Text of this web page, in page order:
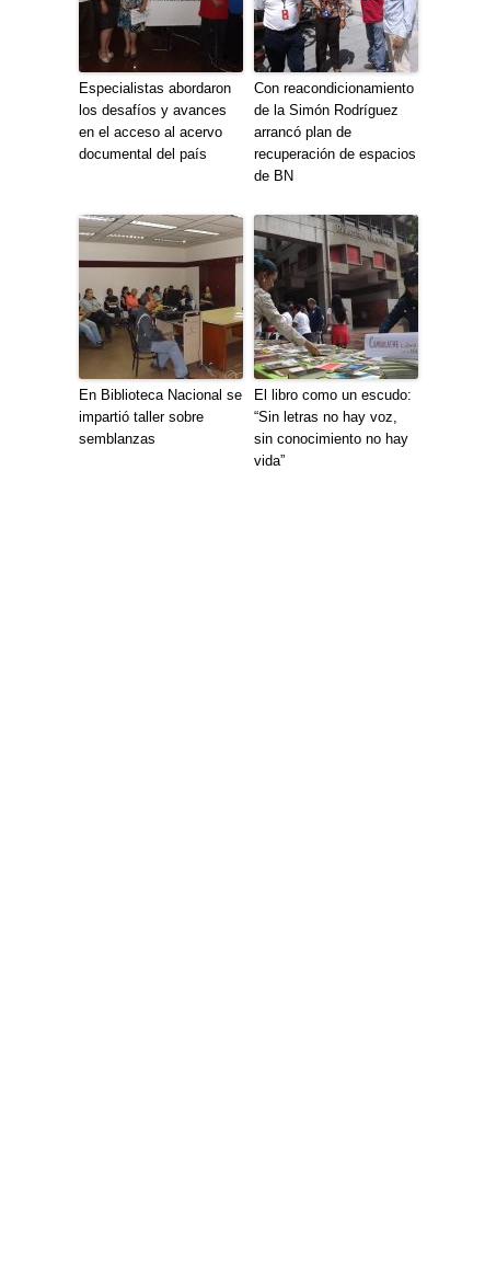
Especialistas abordaron
los desafíos y avances
en el acceso al acervo
documental del país
Con reacondicionamiento
de la Simón Rodríguez
arrancó plan de
recuperación de espacios
de BN
En Biblioteca Nacional se
impartió taller sobre
semblanzas
El libro como un escudo:
“Sin letras no hay voz,
sin conocimiento no hay
vida”